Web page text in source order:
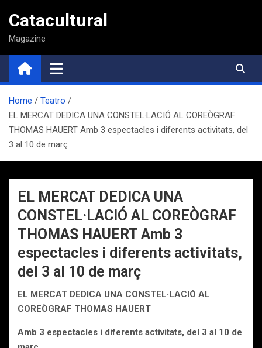
contenido
Catacultural
Magazine
Home
Teatro
EL MERCAT DEDICA UNA CONSTEL·LACIÓ AL COREÒGRAF
THOMAS HAUERT Amb 3 espectacles i diferents activitats, del
3 al 10 de març
EL MERCAT DEDICA UNA
CONSTEL·LACIÓ AL COREÒGRAF
THOMAS HAUERT Amb 3
espectacles i diferents activitats,
del 3 al 10 de març
EL MERCAT DEDICA UNA CONSTEL·LACIÓ AL
COREÒGRAF THOMAS HAUERT
Amb 3 espectacles i diferents activitats, del 3 al 10 de